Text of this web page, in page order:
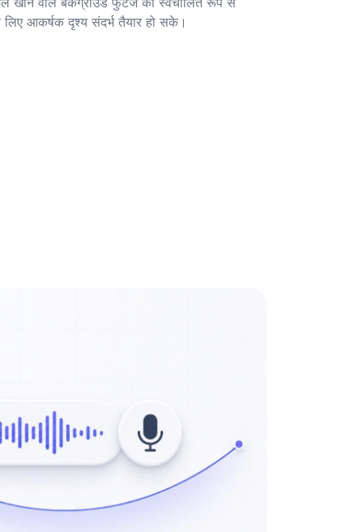
आकर्षक दृश्य संदर्भ तैयार हो सके।